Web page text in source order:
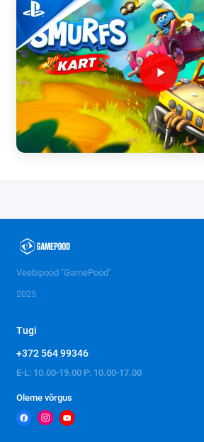
Veebipood "GamePood"
2025
Tugi
+372 564 99346
E-L: 10.00-19.00 P: 10.00-17.00
Oleme võrgus